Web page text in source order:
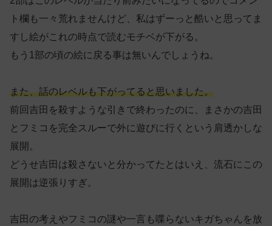
ト欄も一々荒れませんけど、私はずーっと酷いと思ってま
すし絵がこれの時点で読むモチベが下がる。
もう1部の頃の絵に戻る事は無いんでしょうね。
また、話のレベルも下がってると思いました。
前回吉田を殺すような引きで終わったのに、まさかの吉田
とフミコを完全スルーで外に遊びに行くという肩透かしな
展開。
どうせ吉田は殺さないと分かってたとはいえ、流石にこの
展開は逆張りすぎ。
吉田の考えやフミコの謎や一言も喋らないキガちゃんを放